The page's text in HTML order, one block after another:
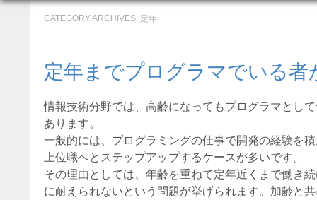
CATEGORY ARCHIVES: 定年
定年までプログラマでいる
情報技術分野では、高齢になってもプログラマとし
あります。
一般的には、プログラミングの仕事で開発の経験を
上位職へとステップアップするケースが多いです。
その理由としては、年齢を重ねて定年近くまで働き
に耐えられないという問題が挙げられます。加齢と